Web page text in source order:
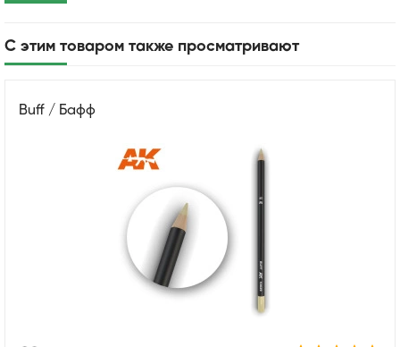
С этим товаром также просматривают
Buff / Бафф